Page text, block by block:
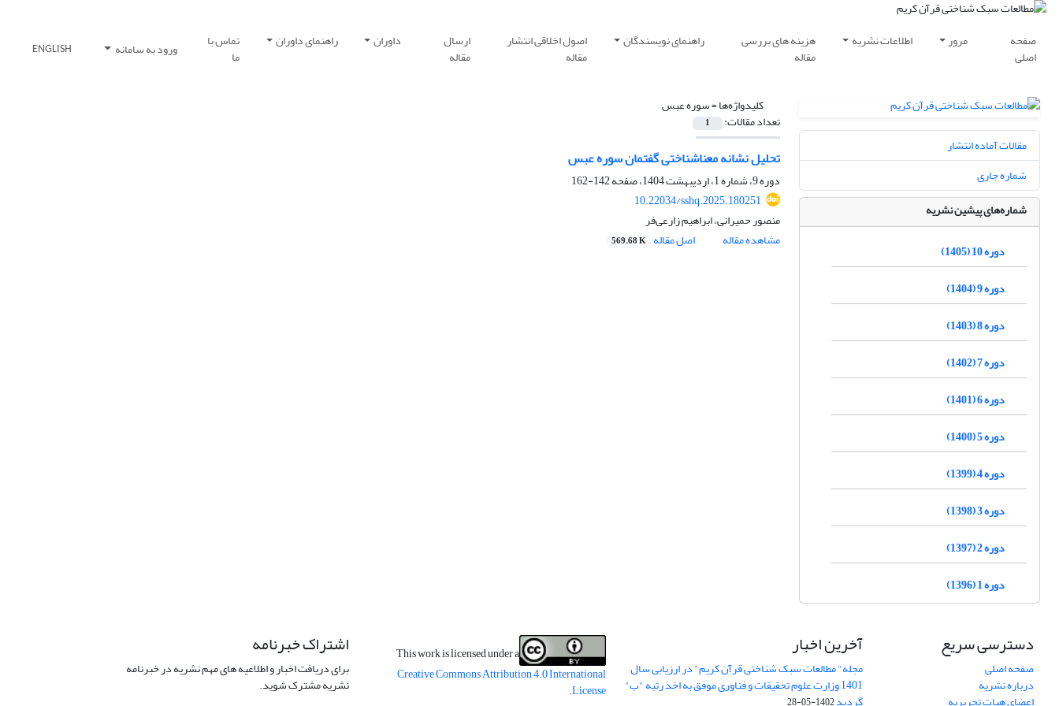
صفحه
اصلی
مرور اطلاعات نشریه هزینه های بررسی
مقاله
راهنمای نویسندگان اصول اخلاقی انتشار
مقاله
ارسال
مقاله
داوران راهنمای داوران تماس با
ما ورود به سامانه ENGLISH
کلیدواژه‌ها =سوره عبس
تعداد مقالات: 1
تحلیل نشانه معناشناختی گفتمان سوره عبس
دوره 9، شماره 1، اردیبهشت 1404، صفحه
142-162
10.22034/sshq.2025.180251
منصور حمیرانی، ابراهیم زارعی‌فر
مشاهده مقاله
اصل مقاله 569.68 K
مقالات آماده انتشار
شماره جاری
شماره‌های پیشین نشریه
دوره 10 (1405)
دوره 9 (1404)
دوره 8 (1403)
دوره 7 (1402)
دوره 6 (1401)
دوره 5 (1400)
دوره 4 (1399)
دوره 3 (1398)
دوره 2 (1397)
دوره 1 (1396)
دسترسی سریع
صفحه اصلی
درباره نشریه
اعضای هیات تحریریه
آخرین اخبار
مجله" مطالعات سبک شناختی قرآن کریم" در ارزیابی سال
1401 وزارت علوم تحقیقات و فناوری موفق به اخذ رتبه "ب"
گردید1402-05-28
This work is licensed under a
Creative Commons Attribution 4.0 International
License
.
اشتراک خبرنامه
برای دریافت اخبار و اطلاعیه های مهم نشریه در خبرنامه
نشریه مشترک شوید.